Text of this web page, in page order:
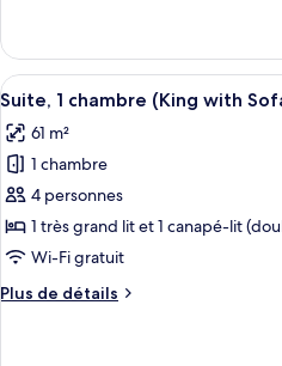
baignoire
chambre,
accessible
aux
personnes
à
mobilité
réduite
le
type
de
Suite,
chambre,
accessible
aux
personnes
mobilité
Afficher
toutes
les
photos
pour
ce
type
chambre :
4
Suite, 1 chambre (King with
61 m²
1 chambre
4 personnes
1 très grand lit et 1 canapé-lit
Wi-Fi gratuit
Plus de détails
Plus